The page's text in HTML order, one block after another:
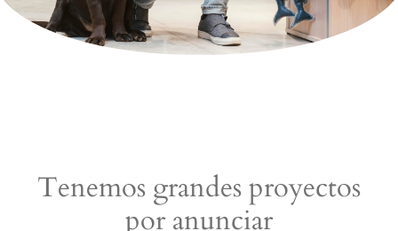
Tenemos grandes proyectos
por anunciar